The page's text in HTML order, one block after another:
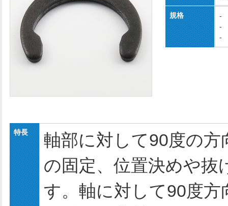
規格
-
-
-
特長
軸部に対して90度の
の固定、位置決めや抜
す。軸に対して90度